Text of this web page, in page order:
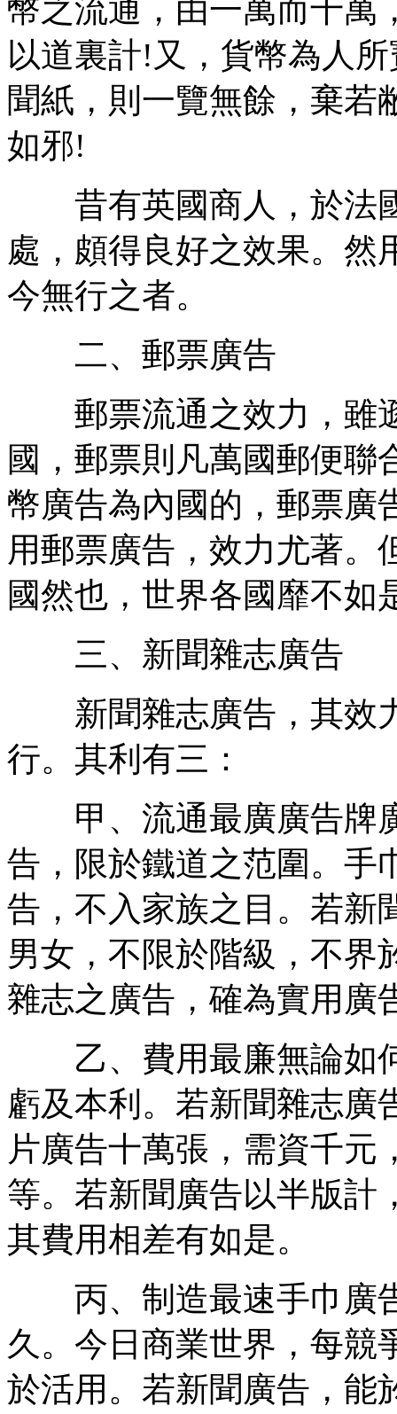
幣之流通，由一萬而十萬
以道裏計!又，貨幣為人
聞紙，則一覽無餘，棄若
如邪!
昔有英國商人，於法
處，頗得良好之效果。然
今無行之者。
二、郵票廣告
郵票流通之效力，雖
國，郵票則凡萬國郵便聯
幣廣告為內國的，郵票廣
用郵票廣告，效力尤著。
國然也，世界各國靡不如
三、新聞雜志廣告
新聞雜志廣告，其效
行。其利有三：
甲、流通最廣廣告牌
告，限於鐵道之范圍。手
告，不入家族之目。若新
男女，不限於階級，不界
雜志之廣告，確為實用廣
乙、費用最廉無論如
虧及本利。若新聞雜志廣
片廣告十萬張，需資千元
等。若新聞廣告以半版計
其費用相差有如是。
丙、制造最速手巾廣
久。今日商業世界，每競
於活用。若新聞廣告，能